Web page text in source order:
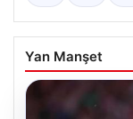
Yan Manşet